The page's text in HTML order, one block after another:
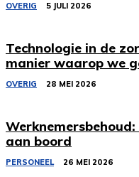
OVERIG 5 JULI 2026
Technologie in de
manier waarop we
OVERIG 28 MEI 2026
aan boord
PERSONEEL 26 MEI 2026